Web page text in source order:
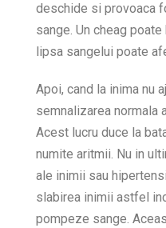
deschide si provoaca
sange. Un cheag
lipsa sangelui poate
Apoi, cand la inima nu
semnalizarea normala
Acest lucru duce la
numite aritmii. Nu in
ale inimii sau
slabirea inimii astfel
pompeze sange.